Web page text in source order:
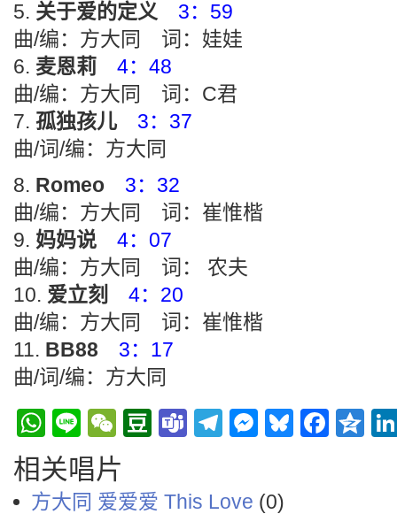
关于爱的定义
3：59
曲/编：方大同 词：娃娃
麦恩莉
4：48
曲/编：方大同 词：C君
孤独孩儿
3：37
曲/词/编：方大同
Romeo
3：32
曲/编：方大同 词：崔惟楷
妈妈说
4：07
曲/编：方大同 词： 农夫
爱立刻
4：20
曲/编：方大同 词：崔惟楷
BB88
3：17
曲/词/编：方大同
WhatsApp
LineWeChat
Douban
TeamsTelegramBluesky
相关唱片
方大同 爱爱爱 This Love (0)